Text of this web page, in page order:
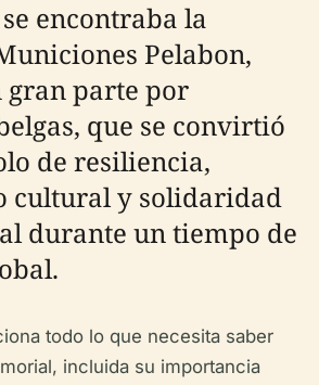
encontraba la
Pelabon,
gran parte por
que se convirtió
de resiliencia,
cultural y solidaridad
durante un tiempo de
todo lo que necesita saber
incluida su importancia